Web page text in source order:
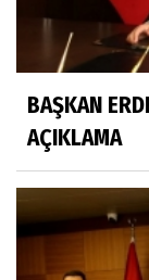
BAŞKAN
AÇIKLAMA